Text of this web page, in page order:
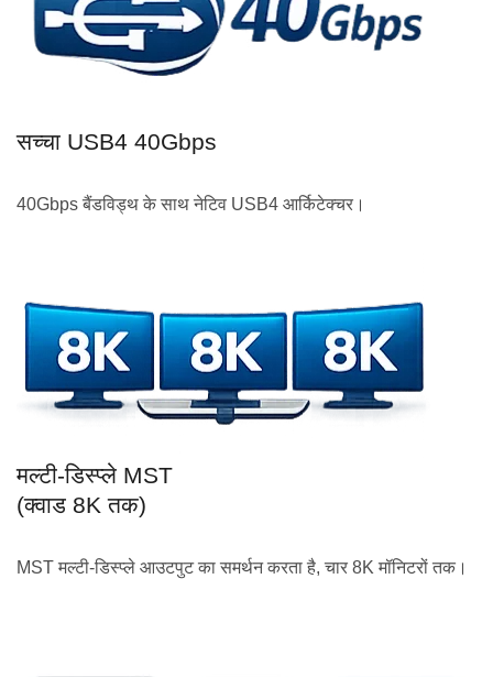
सच्चा USB4 40Gbps
40Gbps बैंडविड्थ के साथ नेटिव USB4 आर्किटेक्चर।
मल्टी-डिस्प्ले MST
(क्वाड 8K तक)
MST मल्टी-डिस्प्ले आउटपुट का समर्थन करता है, चार 8K मॉनिटरों तक।